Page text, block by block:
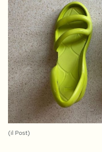
(il Post)